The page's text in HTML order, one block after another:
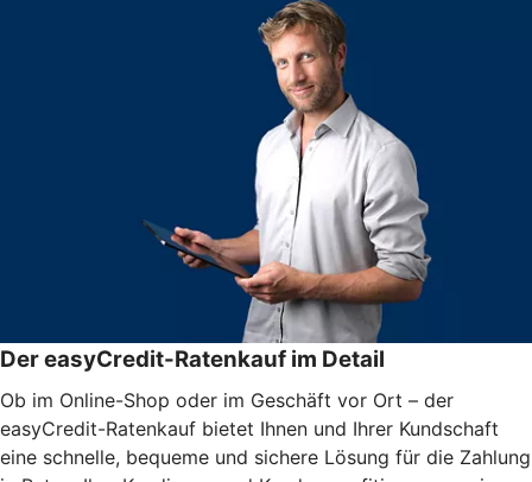
Der easyCredit-Ratenkauf im Detail
Ob im Online-Shop oder im Geschäft vor Ort – der
easyCredit-Ratenkauf bietet Ihnen und Ihrer Kundschaft
eine schnelle, bequeme und sichere Lösung für die Zahlung